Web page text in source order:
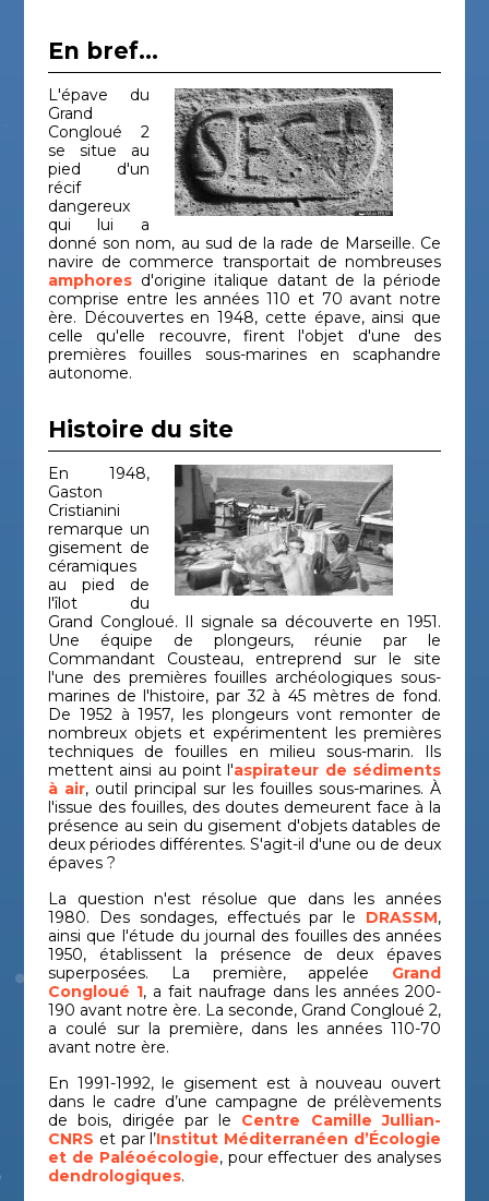
En bref...
L'épave du
Grand
Congloué 2
se situe au
pied d'un
récif
dangereux
qui lui a
donné son nom, au sud de la rade de Marseille. Ce
navire de commerce transportait de nombreuses
amphores d'origine italique datant de la période
comprise entre les années 110 et 70 avant notre
ère. Découvertes en 1948, cette épave, ainsi que
celle qu'elle recouvre, firent l'objet d'une des
premières fouilles sous-marines en scaphandre
autonome.
Histoire du site
En 1948,
Gaston
Cristianini
remarque un
gisement de
céramiques
au pied de
l'îlot du
Grand Congloué. Il signale sa découverte en 1951.
Une équipe de plongeurs, réunie par le
Commandant Cousteau, entreprend sur le site
l'une des premières fouilles archéologiques sous-
marines de l'histoire, par 32 à 45 mètres de fond.
De 1952 à 1957, les plongeurs vont remonter de
nombreux objets et expérimentent les premières
techniques de fouilles en milieu sous-marin. Ils
mettent ainsi au point l'aspirateur de sédiments
à air, outil principal sur les fouilles sous-marines. À
l'issue des fouilles, des doutes demeurent face à la
présence au sein du gisement d'objets datables de
deux périodes différentes. S'agit-il d'une ou de deux
épaves ?
La question n'est résolue que dans les années
1980. Des sondages, effectués par le DRASSM,
ainsi que l'étude du journal des fouilles des années
1950, établissent la présence de deux épaves
superposées. La première, appelée Grand
Congloué 1, a fait naufrage dans les années 200-
190 avant notre ère. La seconde, Grand Congloué 2,
a coulé sur la première, dans les années 110-70
avant notre ère.
En 1991-1992, le gisement est à nouveau ouvert
dans le cadre d’une campagne de prélèvements
de bois, dirigée par le Centre Camille Jullian-
CNRS et par l’Institut Méditerranéen d’Écologie
et de Paléoécologie, pour effectuer des analyses
dendrologiques.